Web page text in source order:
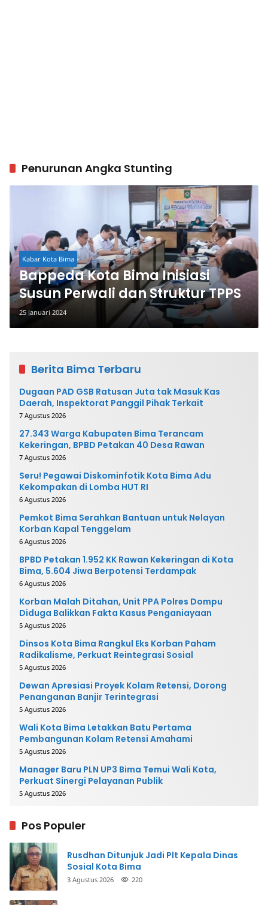
Penurunan Angka Stunting
Kabar Kota Bima
Bappeda Kota Bima Inisiasi
Susun Perwali dan Struktur TPPS
25 Januari 2024
Berita Bima Terbaru
Dugaan PAD GSB Ratusan Juta tak Masuk Kas
Daerah, Inspektorat Panggil Pihak Terkait
7 Agustus 2026
27.343 Warga Kabupaten Bima Terancam
Kekeringan, BPBD Petakan 40 Desa Rawan
7 Agustus 2026
Seru! Pegawai Diskominfotik Kota Bima Adu
Kekompakan di Lomba HUT RI
6 Agustus 2026
Pemkot Bima Serahkan Bantuan untuk Nelayan
Korban Kapal Tenggelam
6 Agustus 2026
BPBD Petakan 1.952 KK Rawan Kekeringan di Kota
Bima, 5.604 Jiwa Berpotensi Terdampak
6 Agustus 2026
Korban Malah Ditahan, Unit PPA Polres Dompu
Diduga Balikkan Fakta Kasus Penganiayaan
5 Agustus 2026
Dinsos Kota Bima Rangkul Eks Korban Paham
Radikalisme, Perkuat Reintegrasi Sosial
5 Agustus 2026
Dewan Apresiasi Proyek Kolam Retensi, Dorong
Penanganan Banjir Terintegrasi
5 Agustus 2026
Wali Kota Bima Letakkan Batu Pertama
Pembangunan Kolam Retensi Amahami
5 Agustus 2026
Manager Baru PLN UP3 Bima Temui Wali Kota,
Perkuat Sinergi Pelayanan Publik
5 Agustus 2026
Pos Populer
Rusdhan Ditunjuk Jadi Plt Kepala Dinas
Sosial Kota Bima
3 Agustus 2026 220